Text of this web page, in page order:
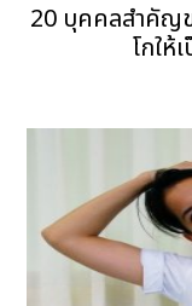
20 บุคคลสำคัญ
โกใ